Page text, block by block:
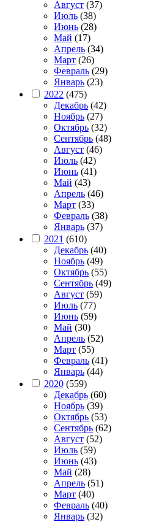
Август (37)
Июль (38)
Июнь (28)
Май (17)
Апрель (34)
Март (26)
Февраль (29)
Январь (23)
2022 (475)
Декабрь (42)
Ноябрь (27)
Октябрь (32)
Сентябрь (48)
Август (46)
Июль (42)
Июнь (41)
Май (43)
Апрель (46)
Март (33)
Февраль (38)
Январь (37)
2021 (610)
Декабрь (40)
Ноябрь (49)
Октябрь (55)
Сентябрь (49)
Август (59)
Июль (77)
Июнь (59)
Май (30)
Апрель (52)
Март (55)
Февраль (41)
Январь (44)
2020 (559)
Декабрь (60)
Ноябрь (39)
Октябрь (53)
Сентябрь (62)
Август (52)
Июль (59)
Июнь (43)
Май (28)
Апрель (51)
Март (40)
Февраль (40)
Январь (32)